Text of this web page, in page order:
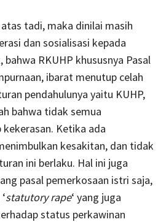
tadi, maka dinilai masih
dan sosialisasi kepada
RKUHP khususnya Pasal
ibarat menutup celah
pendahulunya yaitu KUHP,
bahwa tidak semua
Ketika ada
kesakitan, dan tidak
ini berlaku. Hal ini juga
pasal pemerkosaan istri saja,
statutory rape‘ yang juga
status perkawinan